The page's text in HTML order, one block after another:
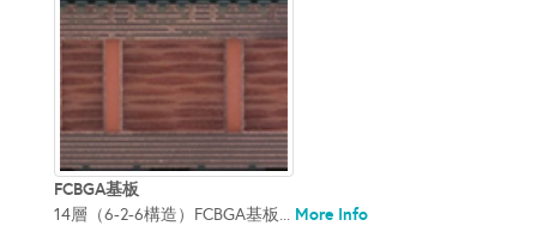
FCBGA基板
14層（6-2-6構造）FCBGA基板... More Info